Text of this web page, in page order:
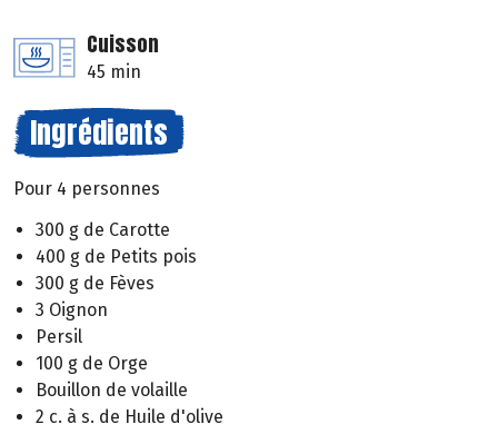
Cuisson
45 min
Ingrédients
Pour 4 personnes
300 g de Carotte
400 g de Petits pois
300 g de Fèves
3 Oignon
Persil
100 g de Orge
Bouillon de volaille
2 c. à s. de Huile d'olive